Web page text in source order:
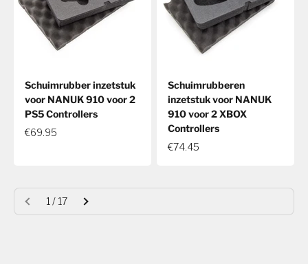
Schuimrubber inzetstuk
voor NANUK 910 voor 2
PS5 Controllers
€69.95
Schuimrubberen
inzetstuk voor NANUK
910 voor 2 XBOX
Controllers
€74.45
1 / 17